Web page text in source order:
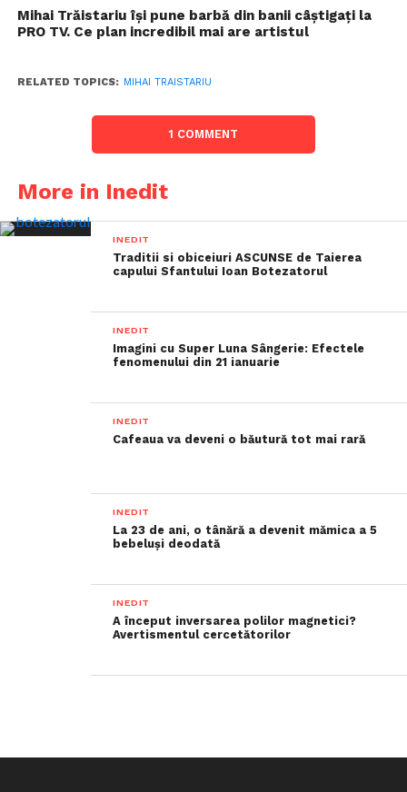
Mihai Trăistariu își pune barbă din banii câștigați la
PRO TV. Ce plan incredibil mai are artistul
RELATED TOPICS: MIHAI TRAISTARIU
1 COMMENT
More in Inedit
INEDIT
Traditii si obiceiuri ASCUNSE de Taierea
capului Sfantului Ioan Botezatorul
INEDIT
Imagini cu Super Luna Sângerie: Efectele
fenomenului din 21 ianuarie
INEDIT
Cafeaua va deveni o băutură tot mai rară
INEDIT
La 23 de ani, o tânără a devenit mămica a 5
bebeluși deodată
INEDIT
A început inversarea polilor magnetici?
Avertismentul cercetătorilor